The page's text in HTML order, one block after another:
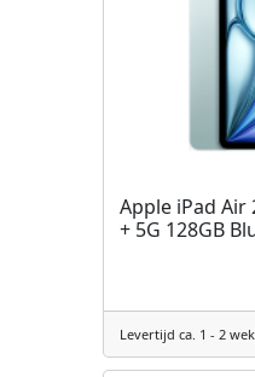
Apple iPad Air
+ 5G 128GB
Levertijd ca. 1 - 2